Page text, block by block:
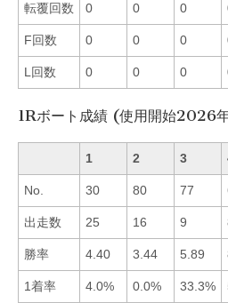
転覆回数 0 0 0
F回数 0 0 0
L回数 0 0 0
1Rボート成績 (使用開始2026
1 2 3
No. 30 80 77
出走数 25 16 9
勝率 4.40 3.44 5.89
1着率 4.0% 0.0% 33.3%